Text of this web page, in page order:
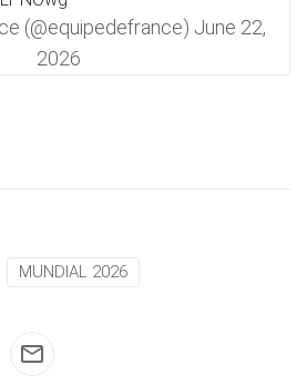
(@equipedefrance) June 22,
2026
MUNDIAL 2026